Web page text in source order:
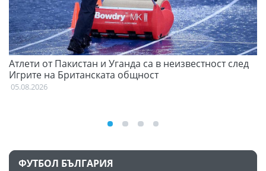
Атлети от Пакистан и Уганда са в неизвестност след
Игрите на Британската общност
05.08.2026
ФУТБОЛ БЪЛГАРИЯ